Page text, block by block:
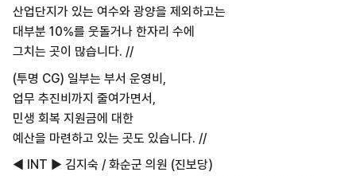
산업단지가 있는 여수와 광양을 제외하고는
대부분 10%를 웃돌거나 한자리 수에
그치는 곳이 많습니다. //
(투명 CG) 일부는 부서 운영비,
업무 추진비까지 줄여가면서,
민생 회복 지원금에 대한
예산을 마련하고 있는 곳도 있습니다. //
◀ INT ▶ 김지숙 / 화순군 의원 (진보당)